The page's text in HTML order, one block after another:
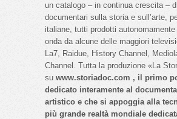
un catalogo – in continua crescita –
documentari sulla storia e sull’arte,
italiane, tutti prodotti
onda da alcune delle maggiori
La7, Raidue, History Channel,
Channel. Tutta la produzione «La
su www.storiadoc.com , il primo
dedicato interamente al
artistico e che si appoggia alla
più grande realtà mondiale